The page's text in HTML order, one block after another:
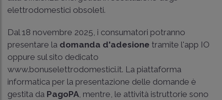
elettrodomestici obsoleti.
Dal 18 novembre 2025, i consumatori potranno
presentare la domanda d'adesione tramite l'app IO
oppure sul sito dedicato
www.bonuselettrodomestici.it. La piattaforma
informatica per la presentazione delle domande è
gestita da PagoPA, mentre, le attività istruttorie sono